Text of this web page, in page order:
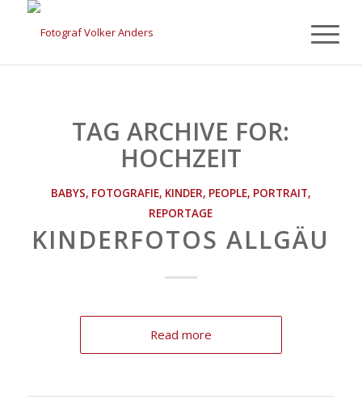
TAG ARCHIVE FOR:
HOCHZEIT
BABYS, FOTOGRAFIE, KINDER, PEOPLE, PORTRAIT,
REPORTAGE
KINDERFOTOS ALLGÄU
Read more